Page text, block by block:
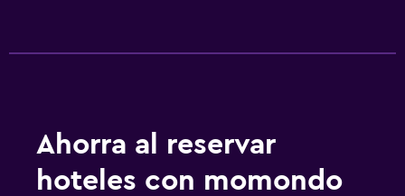
Ahorra al reservar
hoteles con momondo